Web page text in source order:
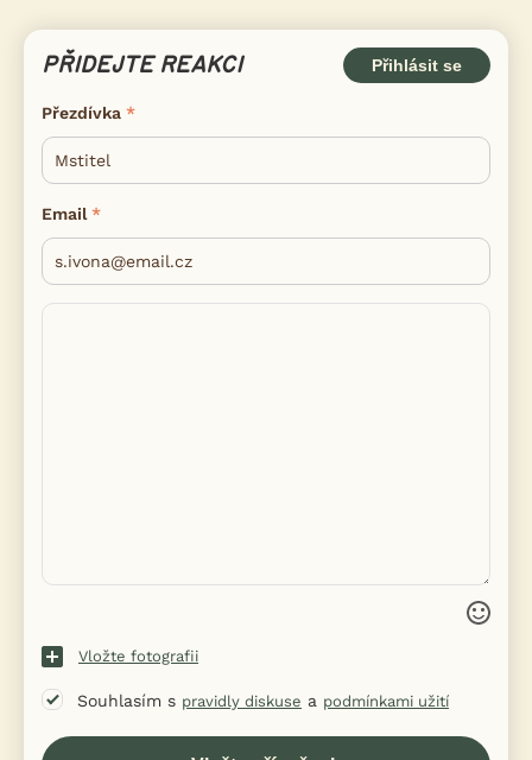
PŘIDEJTE REAKCI Přihlásit se
Přezdívka
Email
Vložte fotografii
Souhlasím s pravidly diskuse a podmínkami užití